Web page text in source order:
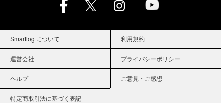
Smartlog について 利用規約
運営会社 プライバシーポリシー
ヘルプ ご意見・ご感想
特定商取引法に基づく表記